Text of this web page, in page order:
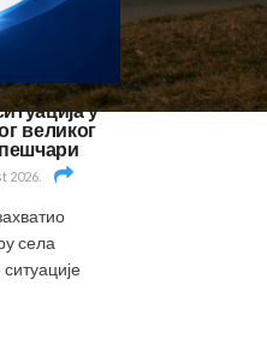
у
великог
2026.
села